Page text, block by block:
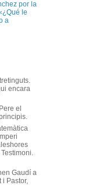
por la
le
a
encara
el
Gaudí a
i Pastor,